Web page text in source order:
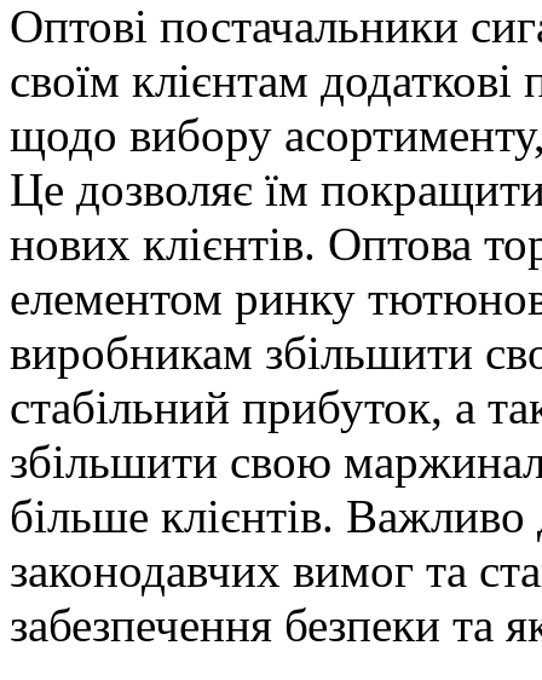
Оптові постачальники
своїм клієнтам додаткові
щодо вибору
Це дозволяє їм
нових клієнтів. Оптова
елементом ринку
виробникам збільшити
стабільний прибуток, а
збільшити свою
більше клієнтів. Важливо
законодавчих вимог та
забезпечення безпеки та